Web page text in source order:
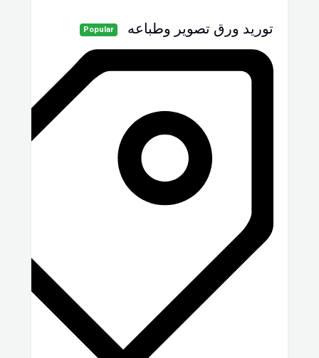
توريد ورق تصوير وطباعه Popular